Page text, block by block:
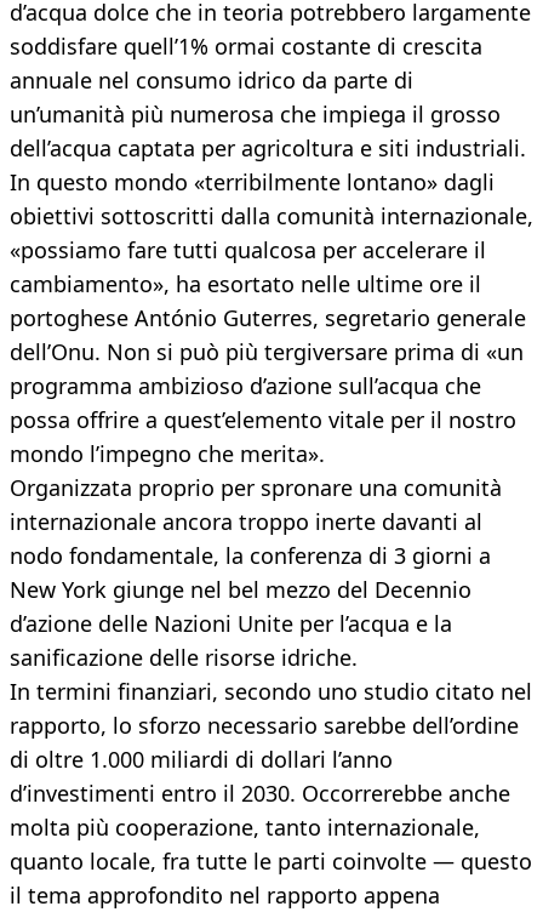
d’acqua dolce che in teoria potrebbero largamente
soddisfare quell’1% ormai costante di crescita
annuale nel consumo idrico da parte di
un’umanità più numerosa che impiega il grosso
dell’acqua captata per agricoltura e siti industriali.
In questo mondo «terribilmente lontano» dagli
obiettivi sottoscritti dalla comunità internazionale,
«possiamo fare tutti qualcosa per accelerare il
cambiamento», ha esortato nelle ultime ore il
portoghese António Guterres, segretario generale
dell’Onu. Non si può più tergiversare prima di «un
programma ambizioso d’azione sull’acqua che
possa offrire a quest’elemento vitale per il nostro
mondo l’impegno che merita».
Organizzata proprio per spronare una comunità
internazionale ancora troppo inerte davanti al
nodo fondamentale, la conferenza di 3 giorni a
New York giunge nel bel mezzo del Decennio
d’azione delle Nazioni Unite per l’acqua e la
sanificazione delle risorse idriche.
In termini finanziari, secondo uno studio citato nel
rapporto, lo sforzo necessario sarebbe dell’ordine
di oltre 1.000 miliardi di dollari l’anno
d’investimenti entro il 2030. Occorrerebbe anche
molta più cooperazione, tanto internazionale,
quanto locale, fra tutte le parti coinvolte — questo
il tema approfondito nel rapporto appena